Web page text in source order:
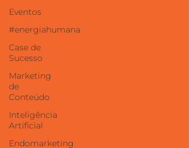
Eventos
#energiahumana
Case de
Sucesso
Marketing
de
Conteúdo
Inteligência
Artificial
Endomarketing